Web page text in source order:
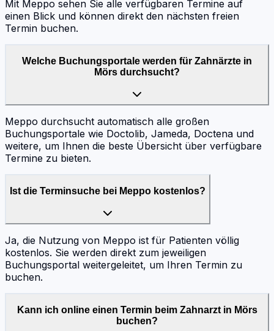
Mit Meppo sehen Sie alle verfügbaren Termine auf
einen Blick und können direkt den nächsten freien
Termin buchen.
Welche Buchungsportale werden für Zahnärzte in
Mörs durchsucht?
Meppo durchsucht automatisch alle großen
Buchungsportale wie Doctolib, Jameda, Doctena und
weitere, um Ihnen die beste Übersicht über verfügbare
Termine zu bieten.
Ist die Terminsuche bei Meppo kostenlos?
Ja, die Nutzung von Meppo ist für Patienten völlig
kostenlos. Sie werden direkt zum jeweiligen
Buchungsportal weitergeleitet, um Ihren Termin zu
buchen.
Kann ich online einen Termin beim Zahnarzt in Mörs
buchen?